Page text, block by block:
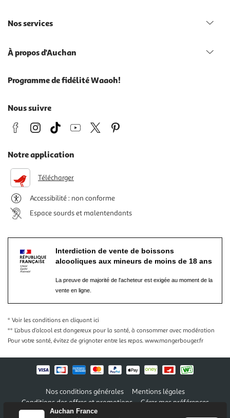
Auchan France
Nos services
À propos d'Auchan
Programme de fidélité Waaoh!
Nous suivre
Notre application
Télécharger
Accessibilité : non conforme
Espace sourds et malentendants
Interdiction de vente de boissons
alcooliques aux mineurs de moins de 18 ans
La preuve de majorité de l'acheteur est exigée au moment de la
vente en ligne.
* Voir les conditions en cliquant ici
** L’abus d’alcool est dangereux pour la santé, à consommer avec modération
Pour votre santé, évitez de grignoter entre les repas. www.mangerbouger.fr
Nos conditions générales
Mentions légales
Conditions des offres et promotions
Gérer mes préférences
Politique de confidentialité